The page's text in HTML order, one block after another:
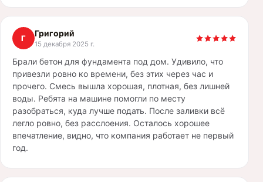
Г Григорий
15 декабря 2025 г.
Брали бетон для фундамента под дом. Удивило, что
привезли ровно ко времени, без этих через час и
прочего. Смесь вышла хорошая, плотная, без лишней
воды. Ребята на машине помогли по месту
разобраться, куда лучше подать. После заливки всё
легло ровно, без расслоения. Осталось хорошее
впечатление, видно, что компания работает не первый
год.